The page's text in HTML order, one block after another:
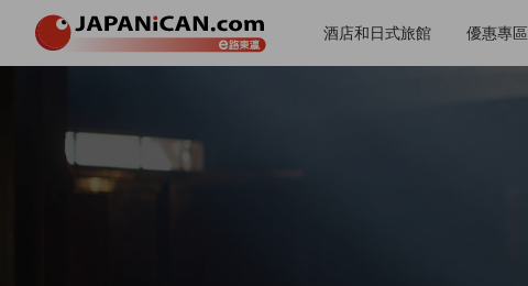
酒店和日式旅館 優惠專區